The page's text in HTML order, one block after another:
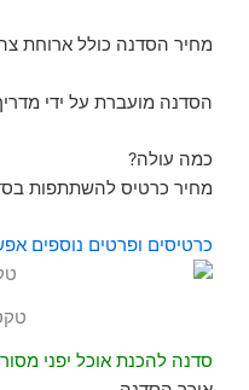
מחיר הסדנה כולל ארוחת
הסדנה מועברת על ידי
כמה עולה?
מחיר כרטיס להשתתפות בסדנה הוא כ-
כרטיסים ופרטים נוספים
סדנה להכנת אוכל יפני